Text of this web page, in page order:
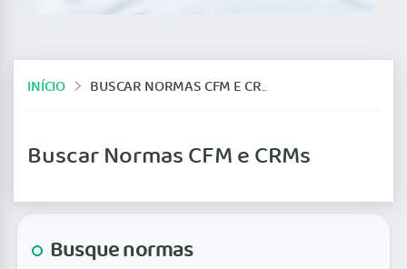
INÍCIO BUSCAR NORMAS CFM E CRMS
Buscar Normas CFM e CRMs
Busque normas